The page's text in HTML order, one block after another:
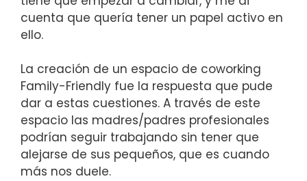
cuenta que quería tener un papel activo en
ello.
La creación de un espacio de coworking
Family-Friendly fue la respuesta que pude
dar a estas cuestiones. A través de este
espacio las madres/padres profesionales
podrían seguir trabajando sin tener que
alejarse de sus pequeños, que es cuando
más nos duele.